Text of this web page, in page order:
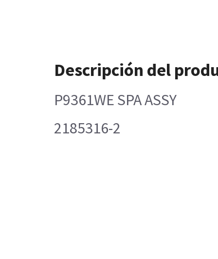
Descripción del
P9361WE SPA ASSY
2185316-2